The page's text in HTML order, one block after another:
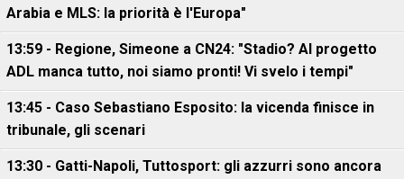
Arabia e MLS: la priorità è l'Europa"
13:59 - Regione, Simeone a CN24: "Stadio? Al progetto
ADL manca tutto, noi siamo pronti! Vi svelo i tempi"
13:45 - Caso Sebastiano Esposito: la vicenda finisce in
tribunale, gli scenari
13:30 - Gatti-Napoli, Tuttosport: gli azzurri sono ancora